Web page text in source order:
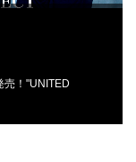
売！"UNITED